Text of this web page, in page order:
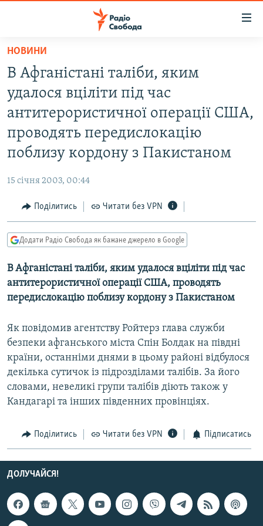
Перейти
основного
матеріалу
Перейти
до
основної
навігації
до
РАДІО СВОБОДА – 70 РОКІВ
ВСЕ ЗА ДОБУ
ЕКОНОМІКА
СПОРТ
УКРАЇНА
РОСІЙСЬКА «ФІЛЬТРАЦІЯ»
ТИ ЯК?
СХЕМИ
МУЛЬТИМЕДІА
ФОТО
ПОДКАСТИ
КРИМ РЕАЛІЇ
РУС
УКР
НОВИНИ
В Афганістані таліби, яким
удалося вціліти під час
антитерористичної операції США,
проводять передислокацію
поблизу кордону з Пакистаном
15 січня 2003, 00:44
Поділитись Читати без VPN
Додати Радіо Свобода як бажане джерело в Google
В Афганістані таліби, яким удалося вціліти під час
антитерористичної операції США, проводять
передислокацію поблизу кордону з Пакистаном
Як повідомив агентству Ройтерз глава служби
безпеки афганського міста Спін Болдак на півдні
країни, останніми днями в цьому районі відбулося
декілька сутичок із підрозділами талібів. За його
словами, невеликі групи талібів діють також у
Кандагарі та інших південних провінціях.
Поділитись Читати без VPN Підписатись
ДОЛУЧАЙСЯ!